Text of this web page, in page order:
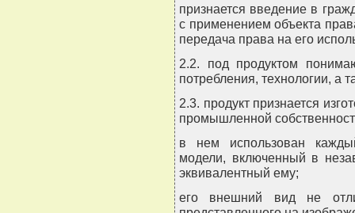
признается введение в
с применением объекта
передача права на его
2.2. под продуктом
потребления, технологии, а
2.3. продукт признается
промышленной
в нем использован
модели, включенный в
эквивалентный ему;
его внешний вид не